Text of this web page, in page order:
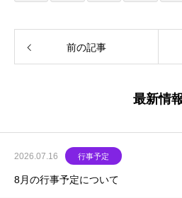
前の記事
最新情
2026.07.16 行事予定
8月の行事予定について